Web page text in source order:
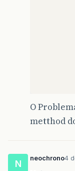
O
metthod
N
neochrono4